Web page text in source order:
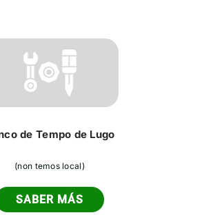
de Tempo de Lugo
(non temos local)
SABER MÁS